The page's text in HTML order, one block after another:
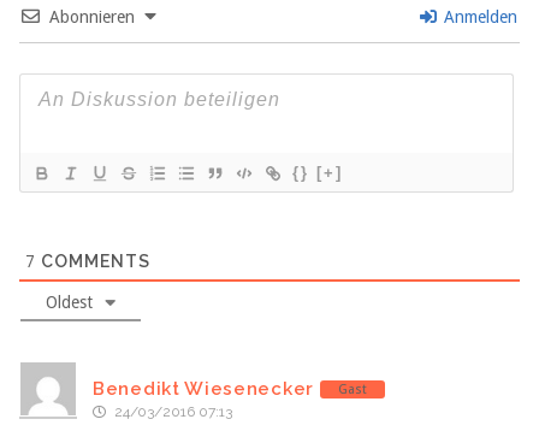
Abonnieren Anmelden
{} [+]
7 COMMENTS
Oldest
Benedikt Wiesenecker Gast
24/03/2016 07:13